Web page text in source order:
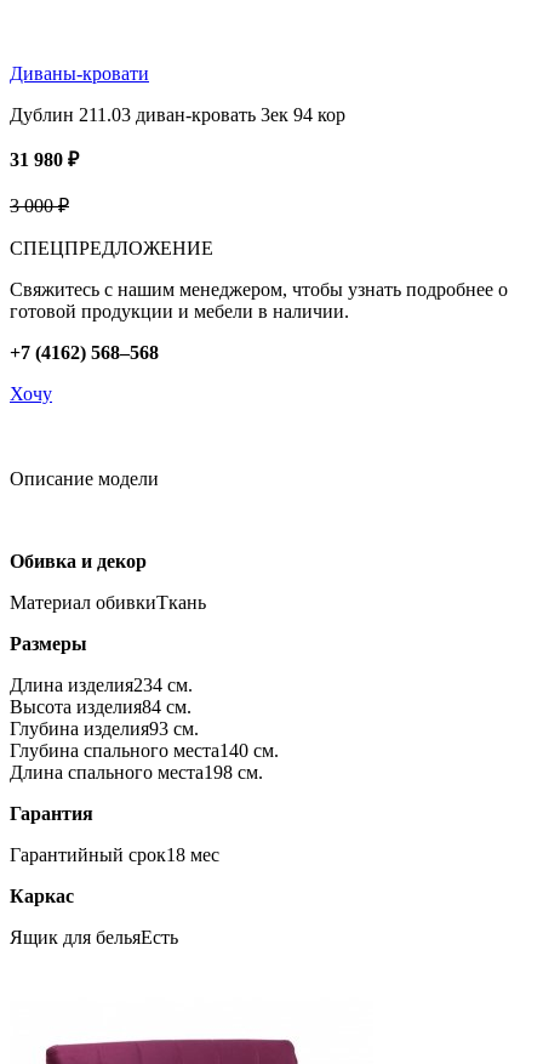
Диваны-кровати
Дублин 211.03 диван-кровать 3ек 94 кор
31 980 ₽
3 000 ₽
СПЕЦПРЕДЛОЖЕНИЕ
Свяжитесь с нашим менеджером, чтобы узнать подробнее о
готовой продукции и мебели в наличии.
+7 (4162) 568–568
Хочу
Описание модели
Обивка и декор
Материал обивкиТкань
Размеры
Длина изделия234 см.
Высота изделия84 см.
Глубина изделия93 см.
Глубина спального места140 см.
Длина спального места198 см.
Гарантия
Гарантийный срок18 мес
Каркас
Ящик для бельяЕсть